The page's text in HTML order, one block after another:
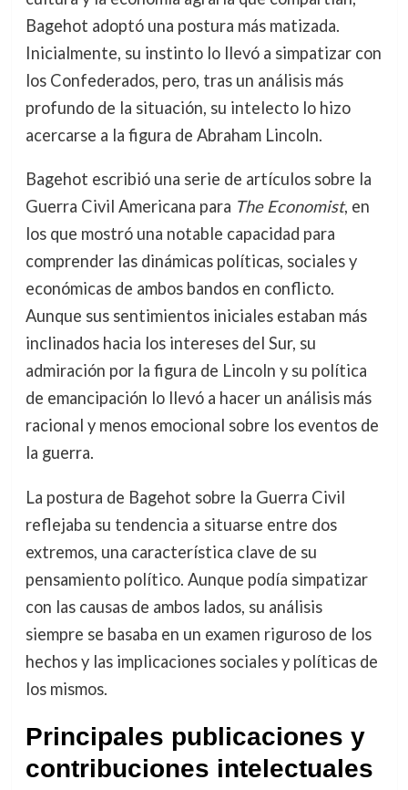
Bagehot adoptó una postura más matizada.
Inicialmente, su instinto lo llevó a simpatizar con
los Confederados, pero, tras un análisis más
profundo de la situación, su intelecto lo hizo
acercarse a la figura de Abraham Lincoln.
Bagehot escribió una serie de artículos sobre la
Guerra Civil Americana para The Economist, en
los que mostró una notable capacidad para
comprender las dinámicas políticas, sociales y
económicas de ambos bandos en conflicto.
Aunque sus sentimientos iniciales estaban más
inclinados hacia los intereses del Sur, su
admiración por la figura de Lincoln y su política
de emancipación lo llevó a hacer un análisis más
racional y menos emocional sobre los eventos de
la guerra.
La postura de Bagehot sobre la Guerra Civil
reflejaba su tendencia a situarse entre dos
extremos, una característica clave de su
pensamiento político. Aunque podía simpatizar
con las causas de ambos lados, su análisis
siempre se basaba en un examen riguroso de los
hechos y las implicaciones sociales y políticas de
los mismos.
Principales publicaciones y
contribuciones intelectuales